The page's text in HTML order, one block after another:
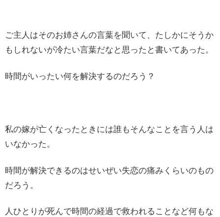
ご主人はそのお姉さんの言葉を聞いて、たしかにそうか
もしれないが冷たい言葉だなと思ったと書いてあった。
時間がいったい何を解決するのだろう？
私の嫁が亡くなったときには誰もそんなことを言う人は
いなかった。
時間が解決できるのはせいぜい失恋の痛みくらいのもの
だろう。
人ひとりが死んで時間の経過で救われることなど何もな